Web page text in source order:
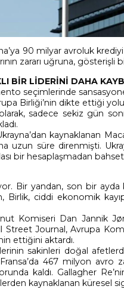
90 milyar avroluk
zararı uğruna, gösterişli
BİR LİDERİNİ DAHA
seçimlerinde
Birliği’nin dikte ettiği
sadece sekiz gün
kaynaklanan
uzun süre direnmişti.
bir hesaplaşmadan
Bir yandan, son bir
ciddi ekonomik
Komiseri Dan Jannik
Street Journal, Avrupa
ettiğini aktardı.
sakinleri doğal
467 milyon avro
kaldı. Gallagher
kaynaklanan küresel